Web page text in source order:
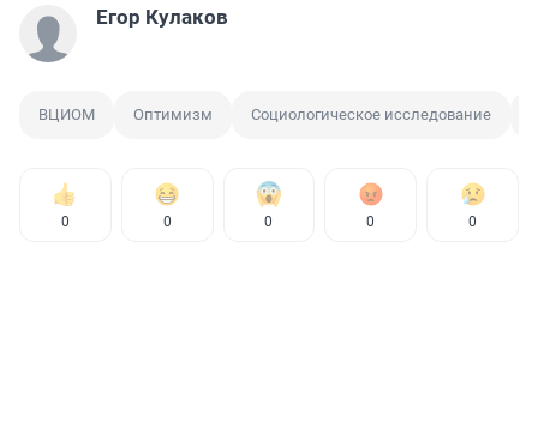
Егор Кулаков
ВЦИОМ Оптимизм Социологическое исследование
0 0 0 0 0